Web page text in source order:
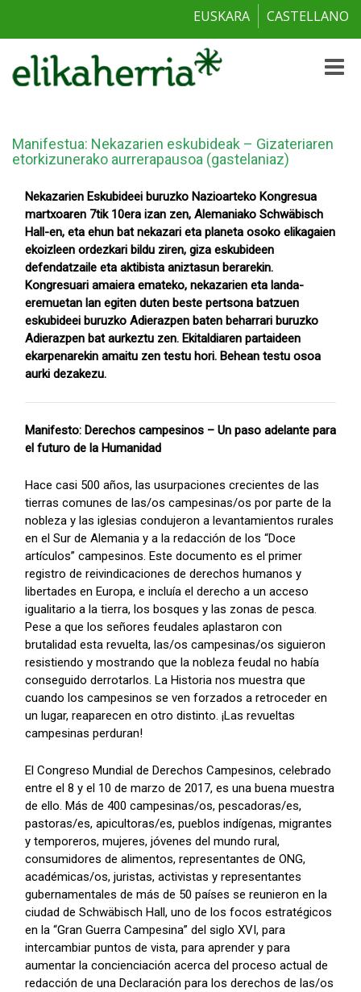
EUSKARA CASTELLANO
Toggle
Manifestua: Nekazarien eskubideak – Gizateriaren
etorkizunerako aurrerapausoa (gastelaniaz)
Nekazarien Eskubideei buruzko Nazioarteko Kongresua
martxoaren 7tik 10era izan zen, Alemaniako Schwäbisch
Hall-en, eta ehun bat nekazari eta planeta osoko elikagaien
ekoizleen ordezkari bildu ziren, giza eskubideen
defendatzaile eta aktibista aniztasun berarekin.
Kongresuari amaiera emateko, nekazarien eta landa-
eremuetan lan egiten duten beste pertsona batzuen
eskubideei buruzko Adierazpen baten beharrari buruzko
Adierazpen bat aurkeztu zen. Ekitaldiaren partaideen
ekarpenarekin amaitu zen testu hori. Behean testu osoa
aurki dezakezu.
Manifesto: Derechos campesinos – Un paso adelante para
el futuro de la Humanidad
Hace casi 500 años, las usurpaciones crecientes de las
tierras comunes de las/os campesinas/os por parte de la
nobleza y las iglesias condujeron a levantamientos rurales
en el Sur de Alemania y a la redacción de los “Doce
artículos” campesinos. Este documento es el primer
registro de reivindicaciones de derechos humanos y
libertades en Europa, e incluía el derecho a un acceso
igualitario a la tierra, los bosques y las zonas de pesca.
Pese a que los señores feudales aplastaron con
brutalidad esta revuelta, las/os campesinas/os siguieron
resistiendo y mostrando que la nobleza feudal no había
conseguido derrotarlos. La Historia nos muestra que
cuando los campesinos se ven forzados a retroceder en
un lugar, reaparecen en otro distinto. ¡Las revueltas
campesinas perduran!
El Congreso Mundial de Derechos Campesinos, celebrado
entre el 8 y el 10 de marzo de 2017, es una buena muestra
de ello. Más de 400 campesinas/os, pescadoras/es,
pastoras/es, apicultoras/es, pueblos indígenas, migrantes
y temporeros, mujeres, jóvenes del mundo rural,
consumidores de alimentos, representantes de ONG,
académicas/os, juristas, activistas y representantes
gubernamentales de más de 50 países se reunieron en la
ciudad de Schwäbisch Hall, uno de los focos estratégicos
en la “Gran Guerra Campesina” del siglo XVI, para
intercambiar puntos de vista, para aprender y para
aumentar la concienciación acerca del proceso actual de
redacción de una Declaración para los derechos de las/os